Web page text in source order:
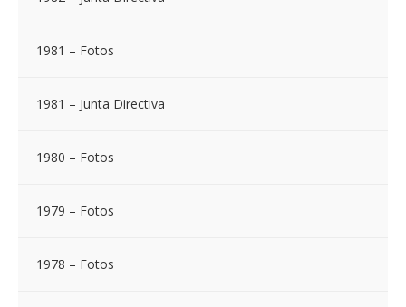
1981 – Fotos
1981 – Junta Directiva
1980 – Fotos
1979 – Fotos
1978 – Fotos